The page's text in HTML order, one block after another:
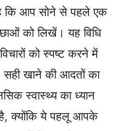
कि आप सोने से पहले एक
को लिखें। यह विधि
को स्पष्ट करने में
खाने की आदतों का
स्वास्थ्य का ध्यान
क्योंकि ये पहलू आपके